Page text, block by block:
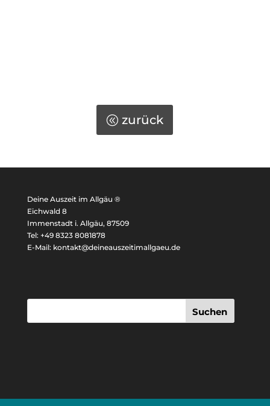
zurück
Deine Auszeit im Allgäu ®
Eichwald 8
Immenstadt i. Allgäu, 87509
Tel: +49 8323 8081878
E-Mail: kontakt@deineauszeitimallgaeu.de
Suchen